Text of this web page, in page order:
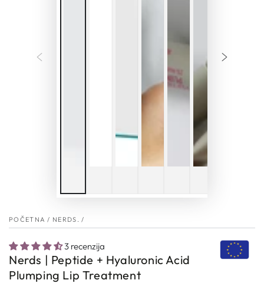
POČETNA / NERDS. /
3 recenzija
Nerds | Peptide + Hyaluronic Acid
Plumping Lip Treatment